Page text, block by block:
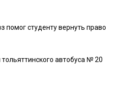
помог студенту вернуть право
автобуса № 20